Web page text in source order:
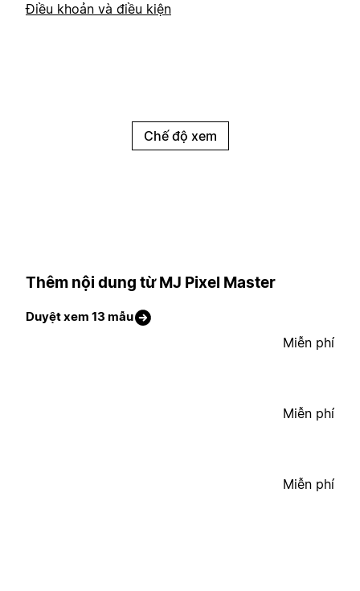
Điều khoản và điều kiện
Chế độ xem
Thêm nội dung từ MJ Pixel Master
Duyệt xem 13 mẫu
Miễn phí
Miễn phí
Miễn phí